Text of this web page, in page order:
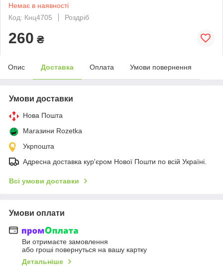
Немає в наявності
Код: Кнц4705
Роздріб
260 ₴
Опис Доставка Оплата Умови повернення
Умови доставки
Нова Пошта
Магазини Rozetka
Укрпошта
Адресна доставка кур'єром Нової Пошти по всій Україні.
Всі умови доставки
Умови оплати
Ви отримаєте замовлення
або гроші повернуться на вашу картку
Детальніше